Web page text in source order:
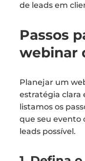
de leads em
Passos
webinar
Planejar um
estratégia clara
listamos os
que seu evento
leads possível.